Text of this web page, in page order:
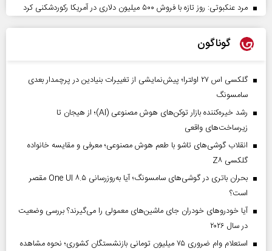
مرد عنکبوتی: روز تازه با فروش ۵۰۰ میلیون دلاری در آمریکا رکوردشکنی کرد
گوناگون
گلکسی اس ۲۷ اولترا؛ پیش‌نمایشی از تغییرات بنیادین در پرچمدار بعدی
سامسونگ
رشد خیره‌کننده بازار توکن‌های هوش مصنوعی (AI)؛ از هیجان تا
زیرساخت‌های واقعی
انقلاب گوشی‌های تاشو‌ با طعم هوش مصنوعی؛ معرفی و مقایسه خانواده
گلکسی Z۸
بحران باتری در گوشی‌های سامسونگ؛ آیا به‌روزرسانی One UI ۸.۵ مقصر
است؟
آیا خودروهای خودران جای ماشین‌های معمولی را می‌گیرند؟ بررسی وضعیت
در سال ۲۰۲۶
استعلام وام ضروری ۷۵ میلیون تومانی بازنشستگان کشوری؛ نحوه مشاهده